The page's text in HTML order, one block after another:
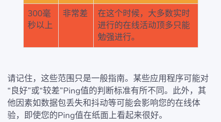
300毫
秒以上
非常差
在这个时候，大多数实时
进行的在线活动顶多只能
勉强进行。
请记住，这些范围只是一般指南。某些应用程序可能对
“良好”或“较差”Ping值的判断标准有所不同。此外，其
他因素如数据包丢失和抖动等可能会影响您的在线体
验，即使您的Ping值在纸面上看起来很好。